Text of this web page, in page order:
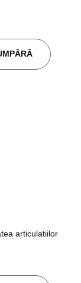
articulatiilor